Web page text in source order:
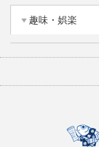
趣味・娯楽